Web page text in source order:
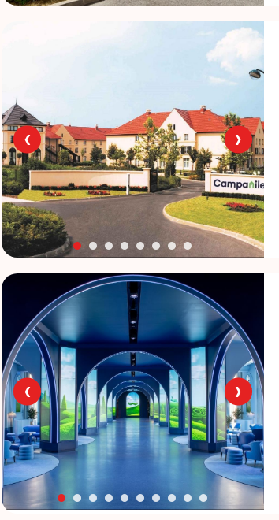
‹ ›
‹ ›